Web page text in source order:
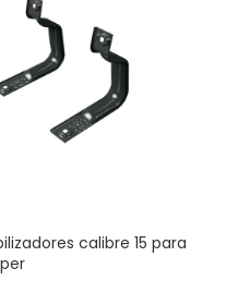
calibre 15 para